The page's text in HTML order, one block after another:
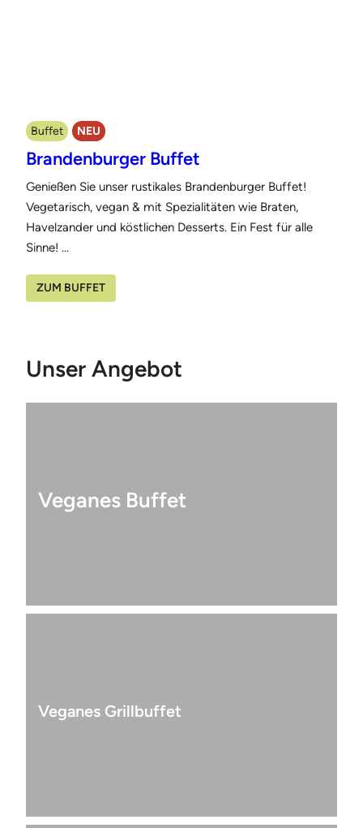
Buffet NEU
Brandenburger Buffet
Genießen Sie unser rustikales Brandenburger Buffet!
Vegetarisch, vegan & mit Spezialitäten wie Braten,
Havelzander und köstlichen Desserts. Ein Fest für alle
Sinne! …
ZUM BUFFET
Unser Angebot
Veganes Buffet
Veganes Grillbuffet